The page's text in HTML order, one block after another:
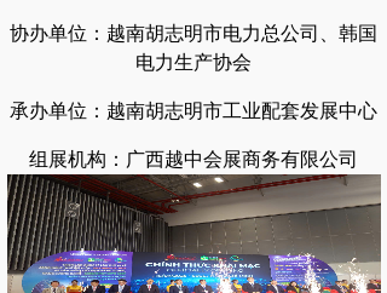
协办单位：越南胡志明市电力总公司、韩国
电力生产协会
承办单位：越南胡志明市工业配套发展中心
组展机构：广西越中会展商务有限公司